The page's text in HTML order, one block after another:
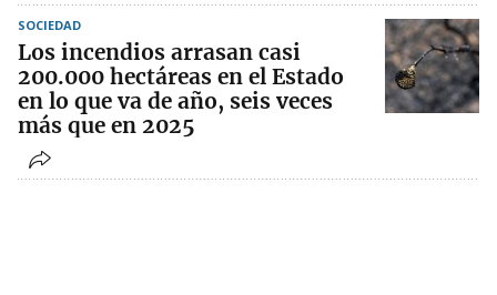
SOCIEDAD
Los incendios arrasan casi
200.000 hectáreas en el Estado
en lo que va de año, seis veces
más que en 2025